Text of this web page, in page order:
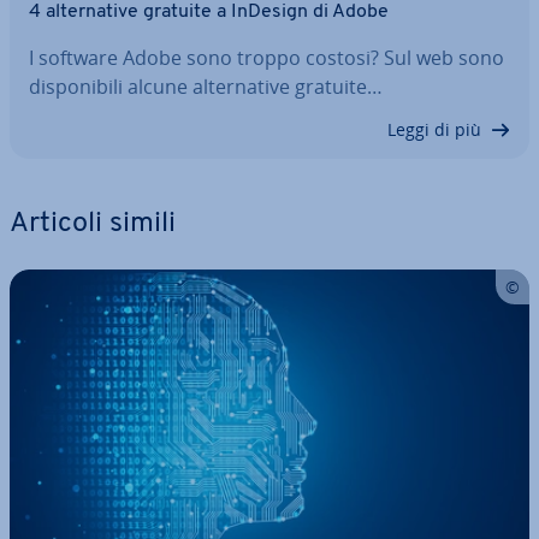
4 al­ter­na­ti­ve gratuite a InDesign di Adobe
I software Adobe sono troppo costosi? Sul web sono
di­spo­ni­bi­li alcune al­ter­na­ti­ve gratuite…
Leggi di più
Articoli simili